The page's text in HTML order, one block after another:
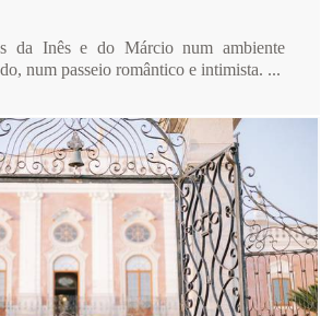
da Inês e do Márcio num ambiente
num passeio romântico e intimista. ...